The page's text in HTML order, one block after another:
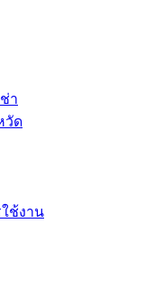
า
วัด
ช้งาน